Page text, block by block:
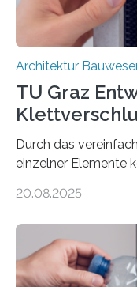
Architektur
TU Graz
Durch das
einzelner Elemente
Material und
Projekt ReCon
ein Klett-
Damit lassen sich
20.08.2025